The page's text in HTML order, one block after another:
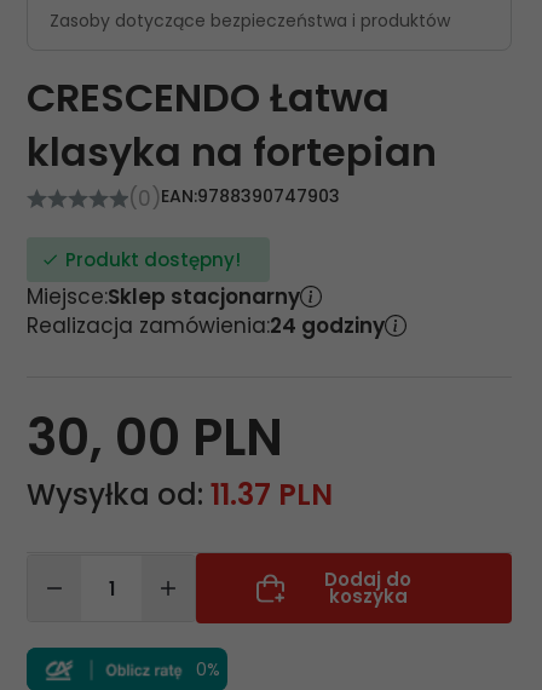
Zasoby dotyczące bezpieczeństwa i produktów
CRESCENDO Łatwa
klasyka na fortepian
(0)EAN:9788390747903
Produkt dostępny!
Miejsce:Sklep stacjonarny
Realizacja zamówienia:24 godziny
30, 00 PLN
Wysyłka od: 11.37 PLN
Dodaj do
koszyka
0%